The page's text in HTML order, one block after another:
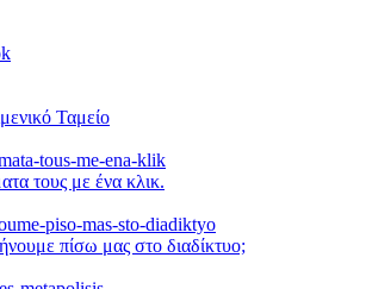
Ταμείο
τους με ένα κλικ.
πίσω μας στο διαδίκτυο;